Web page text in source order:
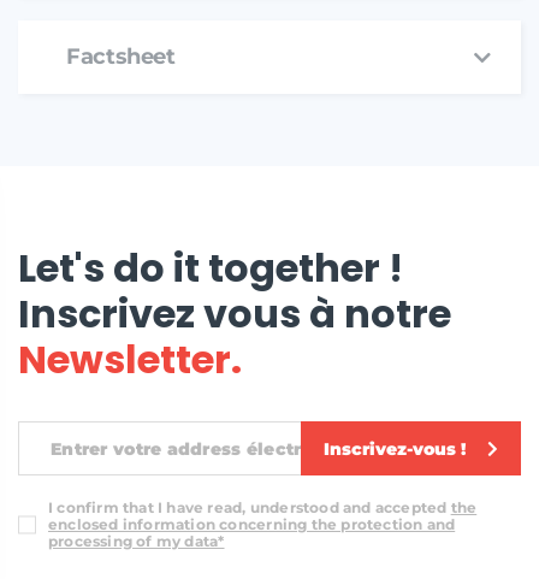
Factsheet
Let's do it together !
Inscrivez vous à notre
Newsletter.
Inscrivez-vous !
I confirm that I have read, understood and accepted the
enclosed information concerning the protection and
processing of my data*